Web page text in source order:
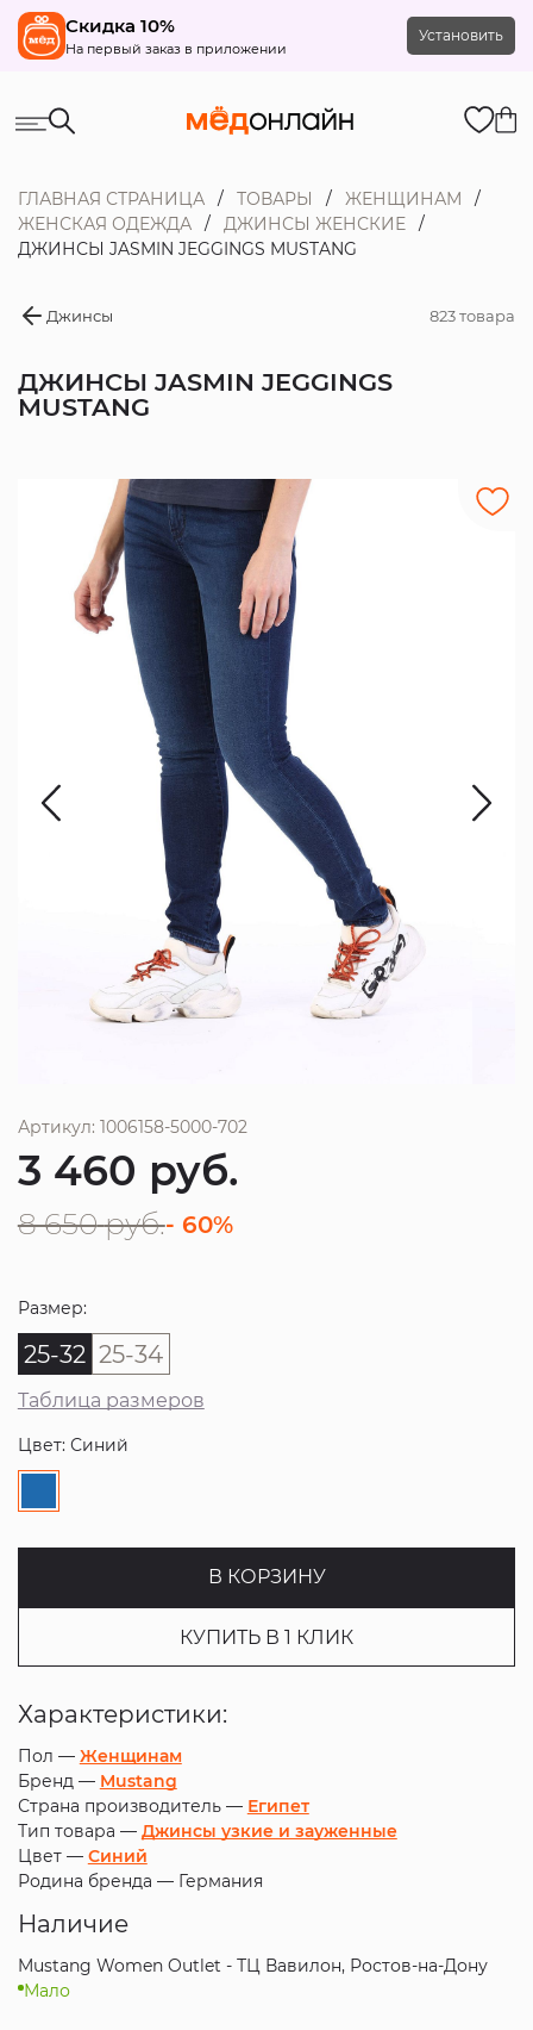
Скидка 10%
На первый заказ в приложении
Установить
ГЛАВНАЯ СТРАНИЦА ТОВАРЫ
ЖЕНЩИНАМ
ЖЕНСКАЯ ОДЕЖДА
ДЖИНСЫ ЖЕНСКИЕ
ДЖИНСЫ JASMIN JEGGINGS MUSTANG
Джинсы 823 товара
ДЖИНСЫ JASMIN JEGGINGS
MUSTANG
Артикул: 1006158-5000-702
3 460 руб.
8 650 руб.- 60%
Размер:
25-32 25-34
Таблица размеров
Цвет: Синий
В КОРЗИНУ
КУПИТЬ В 1 КЛИК
Характеристики:
Пол — Женщинам
Бренд — Mustang
Страна производитель — Египет
Тип товара — Джинсы узкие и зауженные
Цвет — Синий
Родина бренда — Германия
Наличие
Mustang Women Outlet - ТЦ Вавилон, Ростов-на-Дону
Мало